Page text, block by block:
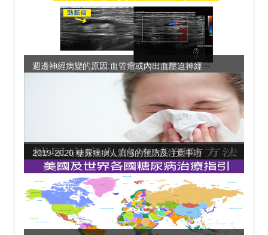
週邊神經病變的原因:血管瘤或內出血壓迫神經
2019-2020 糖尿病病人流感的預防及注意事項